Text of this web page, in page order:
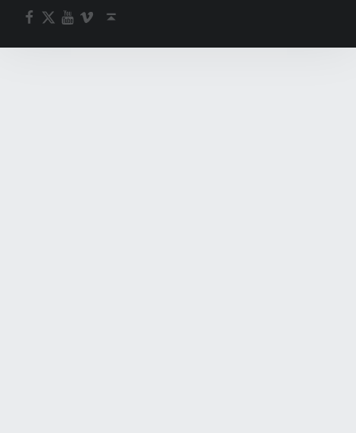
Facebook
TwitterYouTube
Vimeo